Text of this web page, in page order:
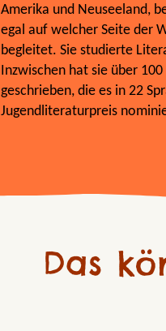
Amerika und Neuseeland,
egal auf welcher Seite der
begleitet. Sie studierte
Inzwischen hat sie über
geschrieben, die es in 22
Jugendliteraturpreis
Das